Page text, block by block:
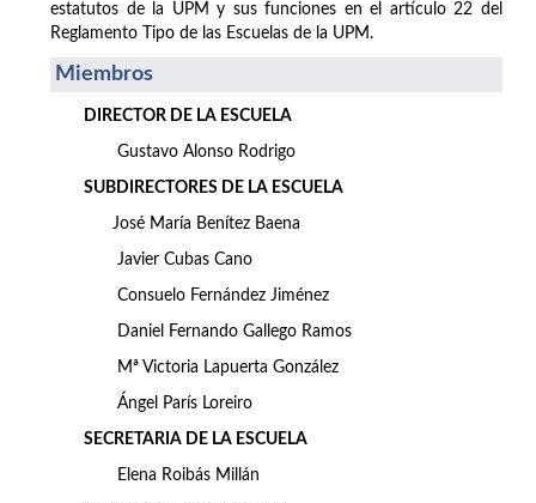
estatutos de la UPM y sus funciones en el artículo 22 del
Reglamento Tipo de las Escuelas de la UPM.
Miembros
DIRECTOR DE LA ESCUELA
Gustavo Alonso Rodrigo
SUBDIRECTORES DE LA ESCUELA
José María Benítez Baena
Javier Cubas Cano
Consuelo Fernández Jiménez
Daniel Fernando Gallego Ramos
Mª Victoria Lapuerta González
Ángel París Loreiro
SECRETARIA DE LA ESCUELA
Elena Roibás Millán